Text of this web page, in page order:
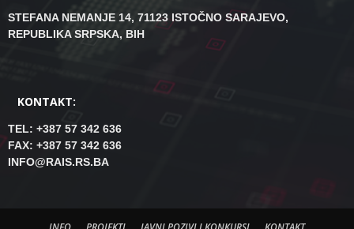
STEFANA NEMANJE 14, 71123 ISTOČNO SARAJEVO,
REPUBLIKA SRPSKA, BIH
KONTAKT:
TEL: +387 57 342 636
FAX: +387 57 342 636
INFO@RAIS.RS.BA